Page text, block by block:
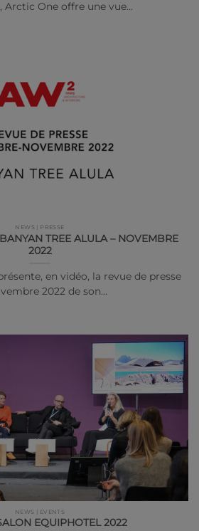
Arctic One offre une vue…
NEWS | PRESSE
TREE ALULA – NOVEMBRE
2022
en vidéo, la revue de presse
2022 de son…
NEWS | EVENTS
EQUIPHOTEL 2022